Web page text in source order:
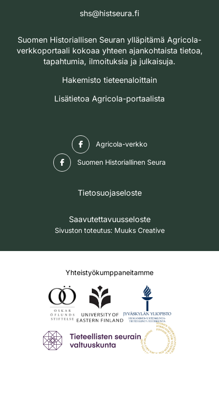
shs@histseura.fi
Suomen Historiallisen Seuran ylläpitämä Agricola-
verkkoportaali kokoaa yhteen ajankohtaista tietoa,
tapahtumia, ilmoituksia ja julkaisuja.
Hakemisto tieteenaloittain
Lisätietoa Agricola-portaalista
Agricola-verkko
Suomen Historiallinen Seura
Tietosuojaseloste
Saavutettavuusseloste
Sivuston toteutus: Muuks Creative
Yhteistyökumppaneitamme